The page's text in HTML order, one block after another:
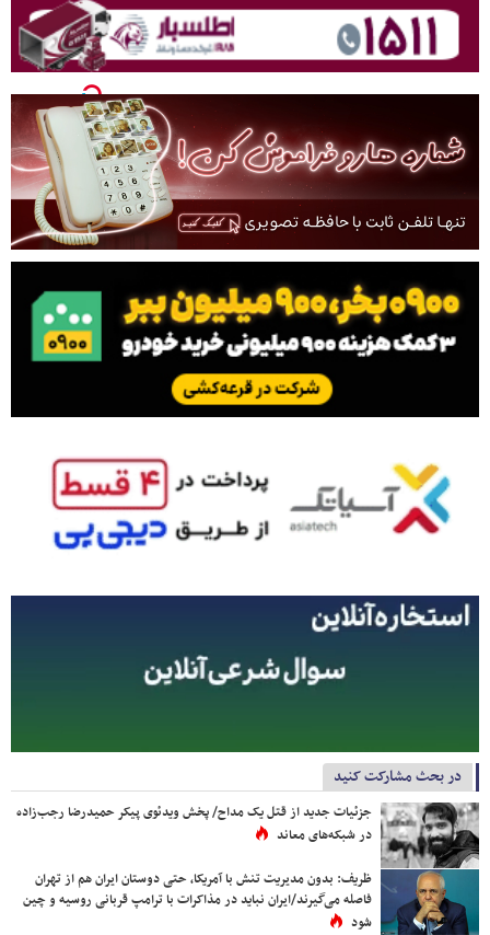
در بحث مشارکت کنید
جزئیات جدید از قتل یک مداح/ پخش ویدئوی پیکر حمیدرضا رجب‌زاده
در شبکه‌های معاند
ظریف: بدون مدیریت تنش با آمریکا، حتی دوستان ایران هم از تهران
فاصله می‌گیرند/ایران نباید در مذاکرات با ترامپ قربانی روسیه و چین
شود